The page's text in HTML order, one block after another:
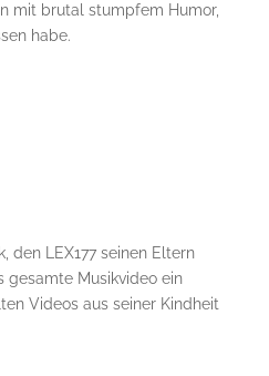
mit brutal stumpfem Humor,
habe.
den LEX177 seinen Eltern
Musikvideo ein
Videos aus seiner Kindheit